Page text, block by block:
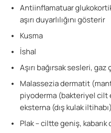
Antiinflamatuar
aşırı duyarlılığını gösterir
Kusma
İshal
Aşırı bağırsak sesleri, gaz
Malassezia dermatit
piyoderma (bakteriyel cilt
eksterna (dış kulak iltihabı)
Plak – ciltte geniş, kabarık